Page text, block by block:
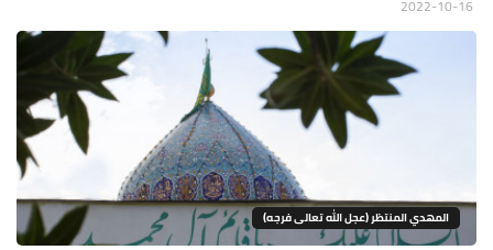
المهدي المنتظر (عجل الله تعالى فرجه)